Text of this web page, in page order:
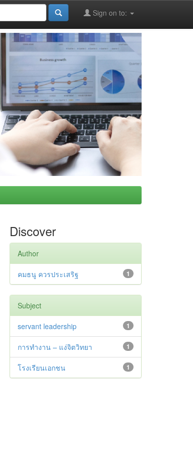
Sign on to:
Discover
Author
1
คมธนู ควรประเสริฐ
Subject
1
servant leadership
1
การทำงาน – แง่จิตวิทยา
1
โรงเรียนเอกชน